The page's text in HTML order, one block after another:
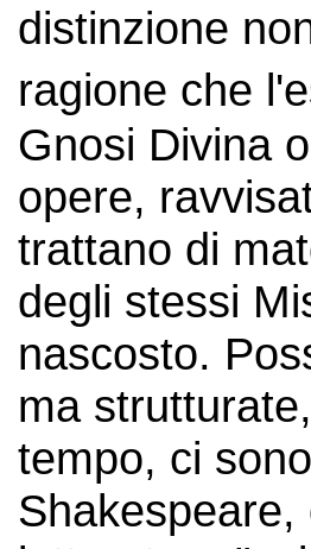
distinzione
ragione che
Gnosi Divina
opere,
trattano di
degli stessi
nascosto.
ma
tempo, ci